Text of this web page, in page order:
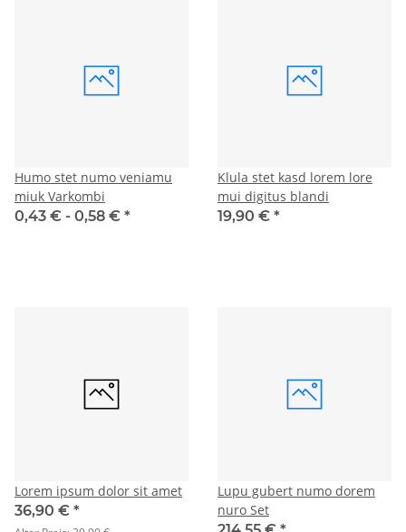
Humo stet numo veniamu
miuk Varkombi
0,43 € - 0,58 € *
Klula stet kasd lorem lore
mui digitus blandi
19,90 € *
Lorem ipsum dolor sit amet
36,90 € *
Lupu gubert numo dorem
nuro Set